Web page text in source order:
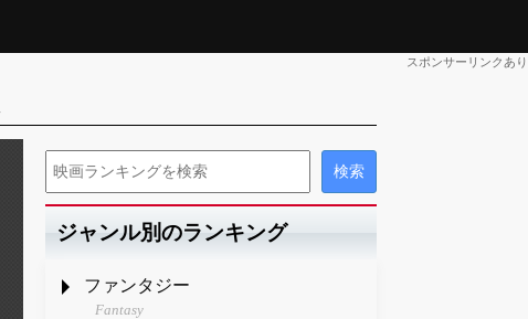
スポンサーリンクあり
ジャンル別のランキング
ファンタジー
Fantasy